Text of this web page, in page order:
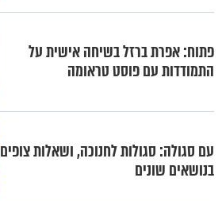
פתוח: אפרת ברזל בשיחה אישית על
התמודדות עם פוסט טראומה
עם סגולה: סגולות לחנוכה, ושאלות צופים
בנושאים שונים